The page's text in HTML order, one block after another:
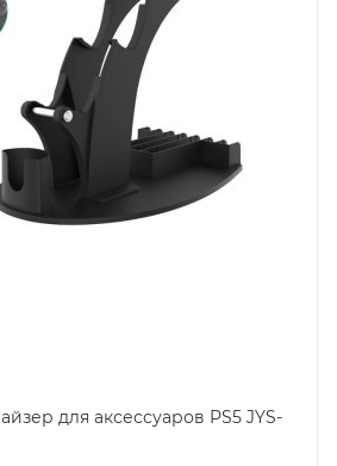
для аксессуаров PS5 JYS-